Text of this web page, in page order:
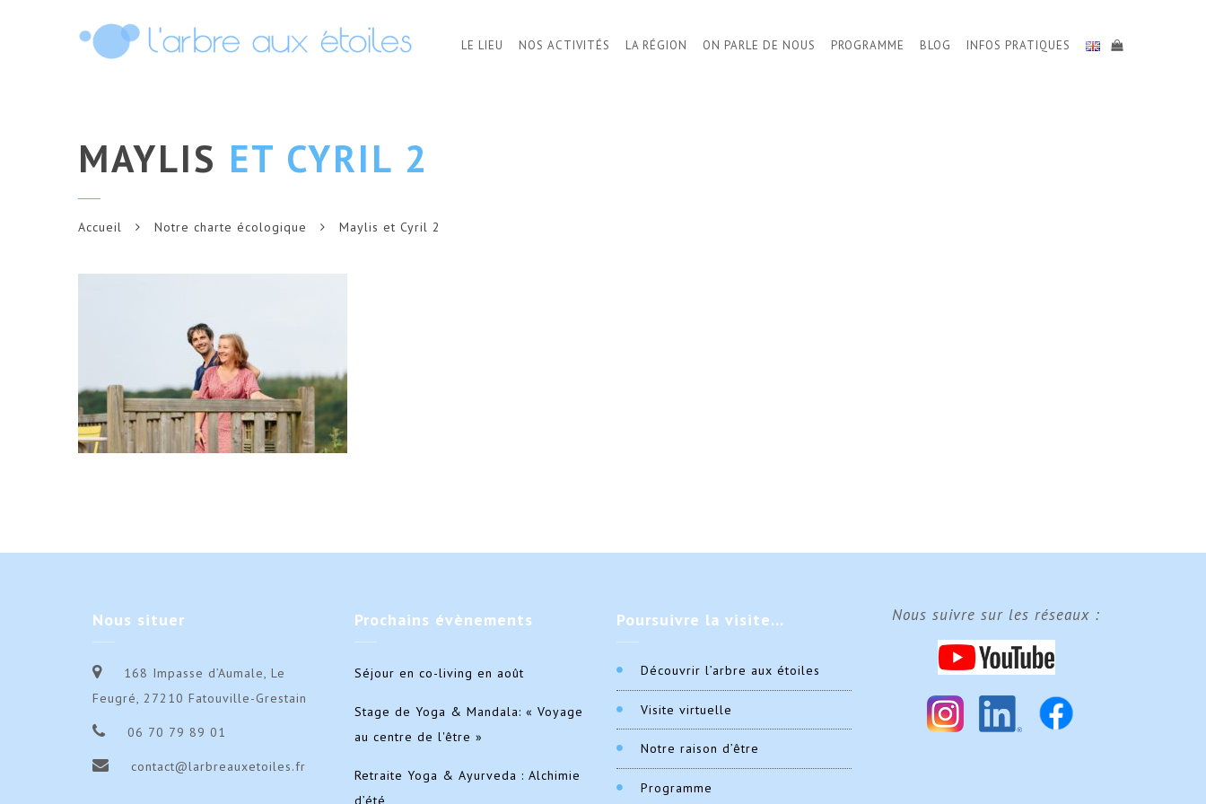
LE LIEU NOS ACTIVITÉS LA RÉGION ON PARLE DE NOUS PROGRAMME BLOG INFOS PRATIQUES
MAYLIS ET CYRIL 2
Accueil Notre charte écologique Maylis et Cyril 2
Nous situer
168 Impasse d’Aumale, Le
Feugré, 27210 Fatouville-Grestain
06 70 79 89 01
contact@larbreauxetoiles.fr
Prochains évènements
Séjour en co-living en août
Stage de Yoga & Mandala: « Voyage
au centre de l'être »
Retraite Yoga & Ayurveda : Alchimie
d’été
Poursuivre la visite…
Découvrir l’arbre aux étoiles
Visite virtuelle
Notre raison d’être
Programme
Nous suivre sur les réseaux :